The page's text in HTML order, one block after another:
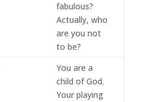
fabulous?
Actually, who
are you not
to be?
You are a
child of God.
Your playing